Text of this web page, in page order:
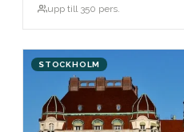
upp till 350 pers.
STOCKHOLM